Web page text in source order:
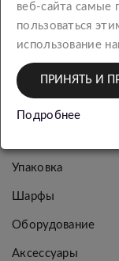
Новинки
Женская
коллекция
Мужская
коллекция
Упаковка
Шарфы
Оборудование
Аксессуары
веб-сайта самые
пользоваться
использование
ПРИНЯТЬ И
Подробнее